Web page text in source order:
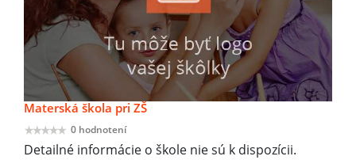
Materská škola pri ZŠ
0 hodnotení
Detailné informácie o škole nie sú k dispozícii.